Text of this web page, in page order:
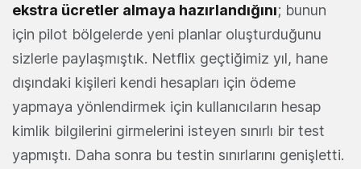
ekstra ücretler almaya hazırlandığını; bunun
için pilot bölgelerde yeni planlar oluşturduğunu
sizlerle paylaşmıştık. Netflix geçtiğimiz yıl, hane
dışındaki kişileri kendi hesapları için ödeme
yapmaya yönlendirmek için kullanıcıların hesap
kimlik bilgilerini girmelerini isteyen sınırlı bir test
yapmıştı. Daha sonra bu testin sınırlarını genişletti.